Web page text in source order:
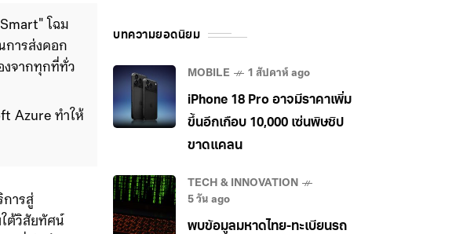
โฉม
การส่งดอก
งจากทุกที่ทั่ว
Azure ทำให้
และ Gemini
บทความยอดนิยม
MOBILE 1 สัปดาห์ ago
iPhone 18 Pro อาจมีราคาเพิ่ม
ขึ้นอีกเกือบ 10,000 เซ่นพิษชิป
ขาดแคลน
TECH & INNOVATION
5 วัน ago
พบข้อมูลมหาดไทย-ทะเบียนรถ